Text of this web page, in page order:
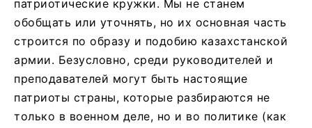
патриотические кружки. Мы не станем
обобщать или уточнять, но их основная часть
строится по образу и подобию казахстанской
армии. Безусловно, среди руководителей и
преподавателей могут быть настоящие
патриоты страны, которые разбираются не
только в военном деле, но и во политике (как